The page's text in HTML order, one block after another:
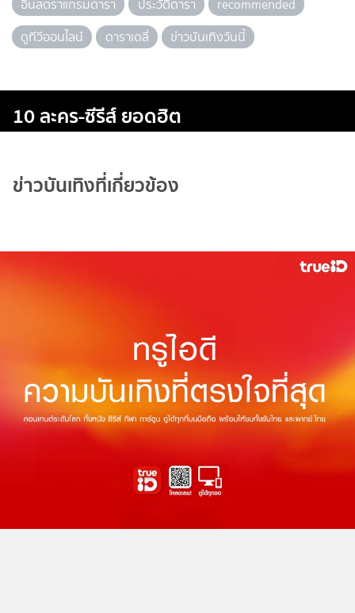
อินสตราแกรมดารา
ประวัติดารา
recommended
ดูทีวีออนไลน์
ดาราเดลี่ ข่าวบันเทิงวันนี้
10 ละคร-ซีรีส์ ยอดฮิต
ข่าวบันเทิงที่เกี่ยวข้อง